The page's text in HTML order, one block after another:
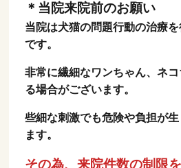
＊当院来院前のお願い
当院は犬猫の問題行動の治療
です。
非常に繊細なワンちゃん、ネ
る場合がございます。
些細な刺激でも危険や負担が
ます。
その為、来院件数の制限